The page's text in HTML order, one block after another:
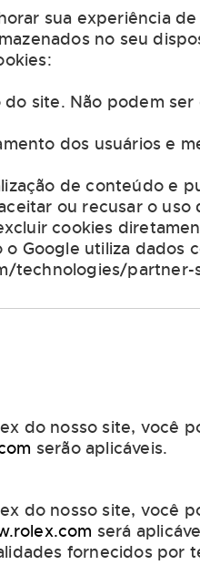
sua experiência
no seu
site. Não podem ser
dos usuários e
de conteúdo e
ou recusar o
cookies
Google utiliza dados
technologies/partner-
do nosso site, você
serão aplicáveis.
do nosso site, você
será
fornecidos por